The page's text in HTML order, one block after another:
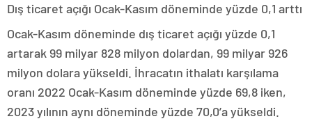
Dış ticaret açığı Ocak-Kasım döneminde yüzde 0,1 arttı
Ocak-Kasım döneminde dış ticaret açığı yüzde 0,1
artarak 99 milyar 828 milyon dolardan, 99 milyar 926
milyon dolara yükseldi. İhracatın ithalatı karşılama
oranı 2022 Ocak-Kasım döneminde yüzde 69,8 iken,
2023 yılının aynı döneminde yüzde 70,0’a yükseldi.